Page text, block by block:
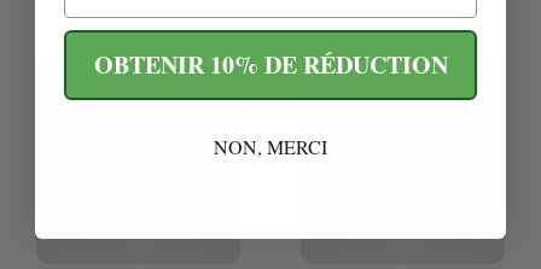
OBTENIR 10% DE RÉDUCTION
NON, MERCI